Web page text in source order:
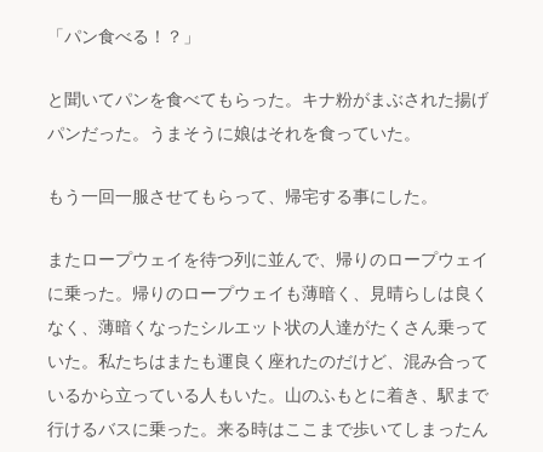
「パン食べる！？」
と聞いてパンを食べてもらった。キナ粉がまぶされた揚げ
パンだった。うまそうに娘はそれを食っていた。
もう一回一服させてもらって、帰宅する事にした。
またロープウェイを待つ列に並んで、帰りのロープウェイ
に乗った。帰りのロープウェイも薄暗く、見晴らしは良く
なく、薄暗くなったシルエット状の人達がたくさん乗って
いた。私たちはまたも運良く座れたのだけど、混み合って
いるから立っている人もいた。山のふもとに着き、駅まで
行けるバスに乗った。来る時はここまで歩いてしまったん